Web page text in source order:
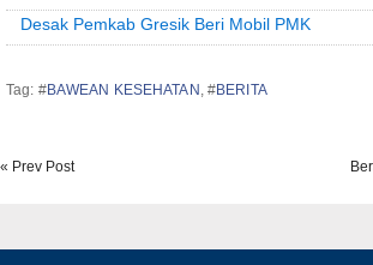
Desak Pemkab Gresik Beri Mobil PMK
Tag: #BAWEAN KESEHATAN , #BERITA
« Prev Post